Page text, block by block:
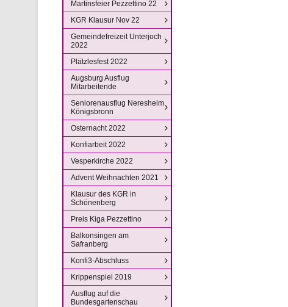
Martinsfeier Pezzettino 22
KGR Klausur Nov 22
Gemeindefreizeit Unterjoch
2022
Plätzlesfest 2022
Augsburg Ausflug
Mitarbeitende
Seniorenausflug Neresheim
Königsbronn
Osternacht 2022
Konfiarbeit 2022
Vesperkirche 2022
Advent Weihnachten 2021
Klausur des KGR in
Schönenberg
Preis Kiga Pezzettino
Balkonsingen am
Safranberg
Konfi3-Abschluss
Krippenspiel 2019
Ausflug auf die
Bundesgartenschau